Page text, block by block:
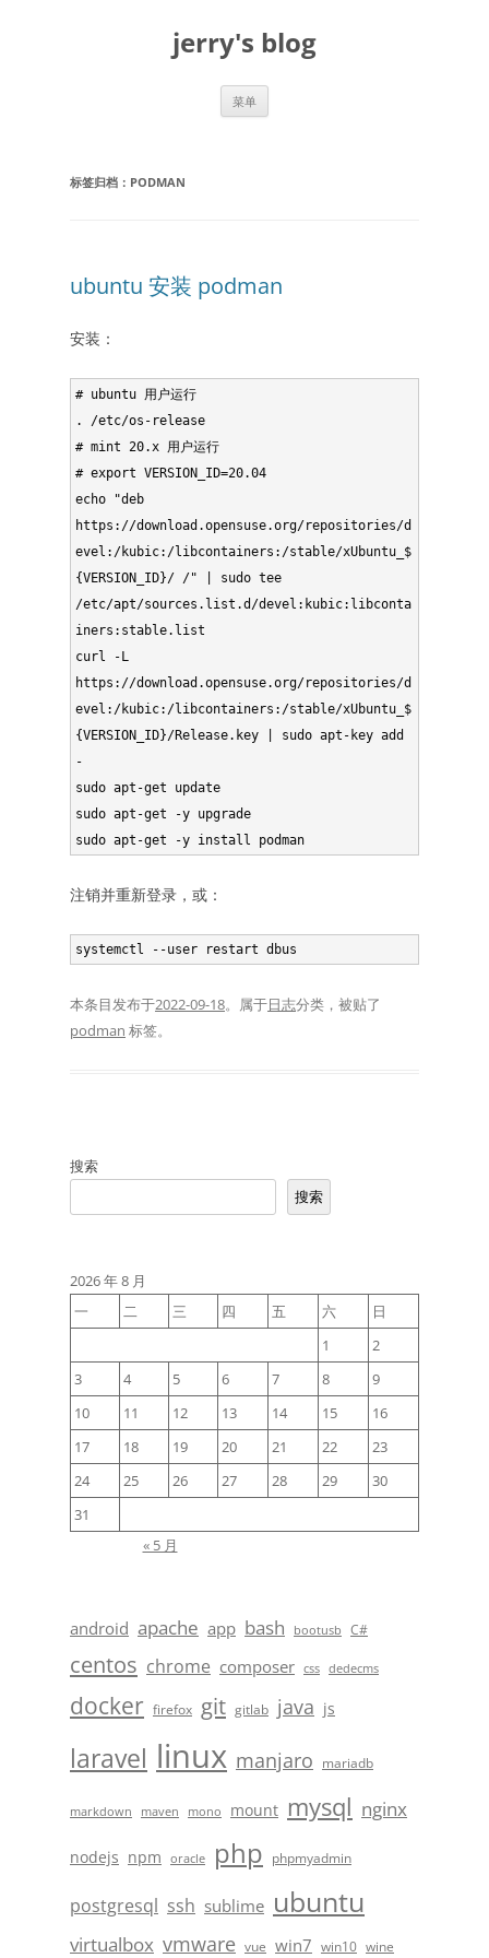
jerry's blog
菜单
标签归档： PODMAN
ubuntu 安装 podman
安装：
# ubuntu 用户运行
. /etc/os-release
# mint 20.x 用户运行
# export VERSION_ID=20.04
echo "deb
https://download.opensuse.org/repositories/d
evel:/kubic:/libcontainers:/stable/xUbuntu_$
{VERSION_ID}/ /" | sudo tee
/etc/apt/sources.list.d/devel:kubic:libconta
iners:stable.list
curl -L
https://download.opensuse.org/repositories/d
evel:/kubic:/libcontainers:/stable/xUbuntu_$
{VERSION_ID}/Release.key | sudo apt-key add
-
sudo apt-get update
sudo apt-get -y upgrade
sudo apt-get -y install podman
注销并重新登录，或：
systemctl --user restart dbus
本条目发布于2022-09-18。属于日志分类，被贴了
podman 标签。
搜索
搜索
2026 年 8 月
一
二 三 四 五 六
日
1
2
3
4 5 6 7 8
9
10
11 12 13 14 15
16
17
18 19 20 21 22
23
24
25 26 27 28 29
30
31
« 5 月
android apache app bash bootusb C#
centos chrome composer css dedecms
docker firefox git gitlab java js
laravel linux manjaro mariadb
markdown maven mono mount mysql nginx
nodejs npm oracle php phpmyadmin
postgresql ssh sublime ubuntu
virtualbox vmware vue win7 win10 wine